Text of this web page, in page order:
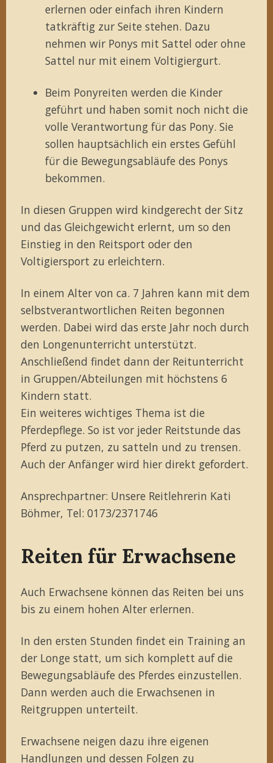
erlernen oder einfach ihren Kindern
tatkräftig zur Seite stehen. Dazu
nehmen wir Ponys mit Sattel oder ohne
Sattel nur mit einem Voltigiergurt.
Beim Ponyreiten werden die Kinder
geführt und haben somit noch nicht die
volle Verantwortung für das Pony. Sie
sollen hauptsächlich ein erstes Gefühl
für die Bewegungsabläufe des Ponys
bekommen.
In diesen Gruppen wird kindgerecht der Sitz
und das Gleichgewicht erlernt, um so den
Einstieg in den Reitsport oder den
Voltigiersport zu erleichtern.
In einem Alter von ca. 7 Jahren kann mit dem
selbstverantwortlichen Reiten begonnen
werden. Dabei wird das erste Jahr noch durch
den Longenunterricht unterstützt.
Anschließend findet dann der Reitunterricht
in Gruppen/Abteilungen mit höchstens 6
Kindern statt.
Ein weiteres wichtiges Thema ist die
Pferdepflege. So ist vor jeder Reitstunde das
Pferd zu putzen, zu satteln und zu trensen.
Auch der Anfänger wird hier direkt gefordert.
Ansprechpartner: Unsere Reitlehrerin Kati
Böhmer, Tel: 0173/2371746
Reiten für Erwachsene
Auch Erwachsene können das Reiten bei uns
bis zu einem hohen Alter erlernen.
In den ersten Stunden findet ein Training an
der Longe statt, um sich komplett auf die
Bewegungsabläufe des Pferdes einzustellen.
Dann werden auch die Erwachsenen in
Reitgruppen unterteilt.
Erwachsene neigen dazu ihre eigenen
Handlungen und dessen Folgen zu